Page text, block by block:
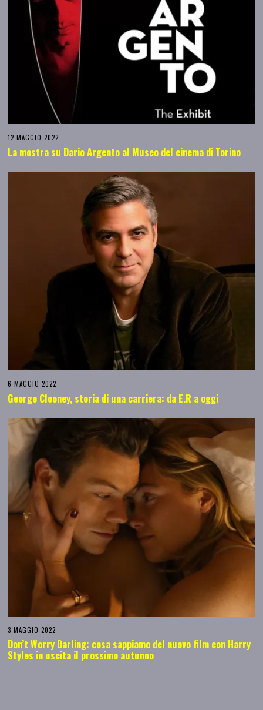
12 MAGGIO 2022
La mostra su Dario Argento al Museo del cinema di Torino
6 MAGGIO 2022
George Clooney, storia di una carriera: da E.R a oggi
3 MAGGIO 2022
Don’t Worry Darling: cosa sappiamo del nuovo film con Harry
Styles in uscita il prossimo autunno